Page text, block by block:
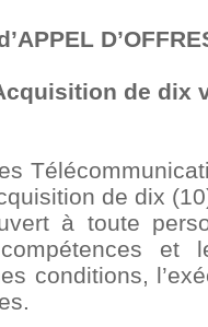
de dix
de dix
à toute
et
conditions,